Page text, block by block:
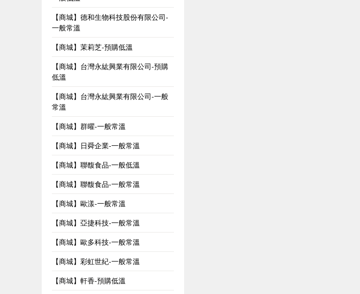
【商城】德和生物科技股份有限公司-
一般常溫
【商城】茉莉芝-預購低溫
【商城】台灣永紘興業有限公司-預購
低溫
【商城】台灣永紘興業有限公司-一般
常溫
【商城】群曜-一般常溫
【商城】日舜企業-一般常溫
【商城】聯馥食品-一般低溫
【商城】聯馥食品-一般常溫
【商城】歐漾-一般常溫
【商城】亞捷科技-一般常溫
【商城】歐多科技-一般常溫
【商城】彩虹世紀-一般常溫
【商城】軒香-預購低溫